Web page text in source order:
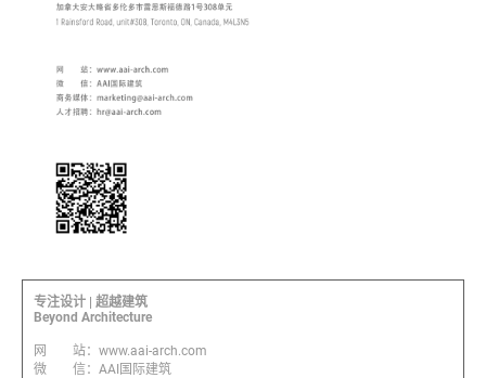
专注设计 | 超越建筑
Beyond Architecture
网 站：www.aai-arch.com
微 信：AAI国际建筑